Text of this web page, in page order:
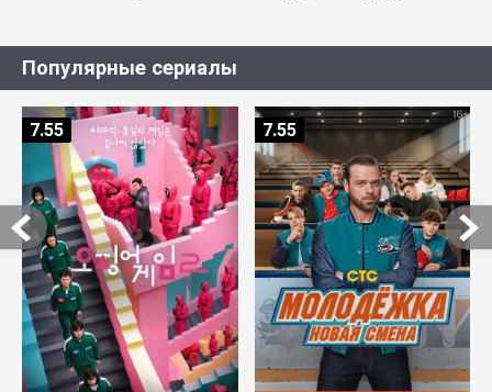
Популярные сериалы
7.55 7.55